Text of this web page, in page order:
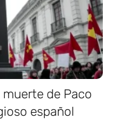
de Paco
español